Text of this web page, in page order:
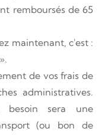
remboursés de 65
maintenant, c'est :
de vos frais de
administratives.
sera une
(ou bon de